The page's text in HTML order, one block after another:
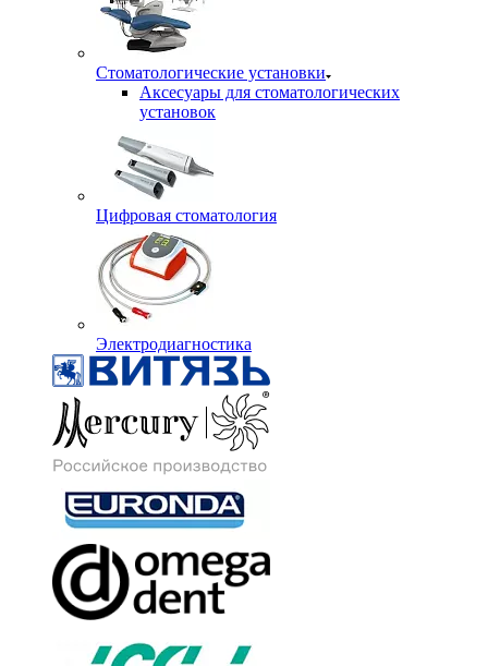
Стоматологические установки
Аксесуары для стоматологических
установок
Цифровая стоматология
Электродиагностика